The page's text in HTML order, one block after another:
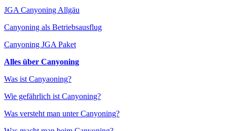
JGA Canyoning Allgäu
Canyoning als Betriebsausflug
Canyoning JGA Paket
Alles über Canyoning
Was ist Canyaoning?
Wie gefährlich ist Canyoning?
Was versteht man unter Canyoning?